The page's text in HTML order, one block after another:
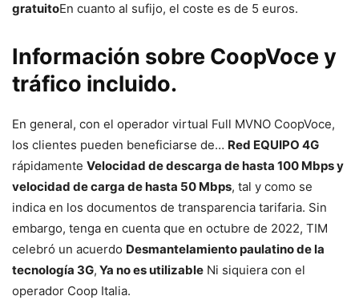
gratuitoEn cuanto al sufijo, el coste es de 5 euros.
Información sobre CoopVoce y
tráfico incluido.
En general, con el operador virtual Full MVNO CoopVoce,
los clientes pueden beneficiarse de… Red EQUIPO 4G
rápidamente Velocidad de descarga de hasta 100 Mbps y
velocidad de carga de hasta 50 Mbps, tal y como se
indica en los documentos de transparencia tarifaria. Sin
embargo, tenga en cuenta que en octubre de 2022, TIM
celebró un acuerdo Desmantelamiento paulatino de la
tecnología 3G, Ya no es utilizable Ni siquiera con el
operador Coop Italia.